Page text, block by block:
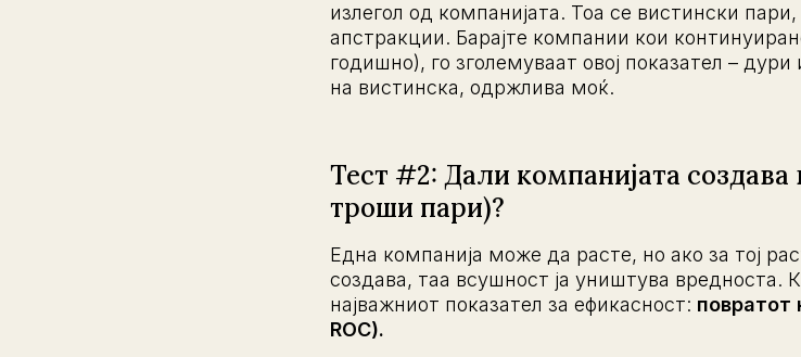
излегол од компанијата. Тоа се вистински
апстракции. Барајте компании кои
годишно), го зголемуваат овој показател –
на вистинска, одржлива моќ.
Тест #2: Дали компанијата
троши пари)?
Една компанија може да расте, но ако за тој
создава, таа всушност ја уништува вредноста.
најважниот показател за ефикасност: повратот
ROC).